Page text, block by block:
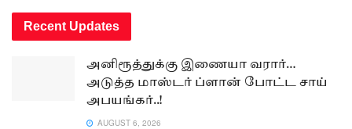
Recent Updates
அனிரூத்துக்கு இணையா வரார்…
அடுத்த மாஸ்டர் ப்ளான் போட்ட சாய்
அபயங்கர்..!
AUGUST 6, 2026